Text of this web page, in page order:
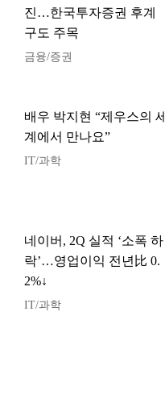
진…한국투자증권 후계
구도 주목
금융/증권
배우 박지현 “제우스의 세
계에서 만나요”
IT/과학
네이버, 2Q 실적 ‘소폭 하
락’…영업이익 전년比 0.
2%↓
IT/과학